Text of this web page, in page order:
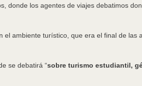
donde los agentes de viajes debatimos
ambiente turístico, que era el final de las
se debatirá “sobre turismo estudiantil,